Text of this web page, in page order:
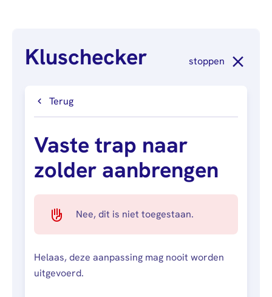
PIN-
Kluschecker stoppen
Terug
Vaste trap naar
zolder aanbrengen
Nee, dit is niet toegestaan.
Helaas, deze aanpassing mag nooit worden
uitgevoerd.